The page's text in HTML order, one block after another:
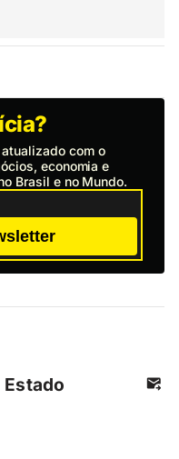
com o
economia e
Brasil e no Mundo.